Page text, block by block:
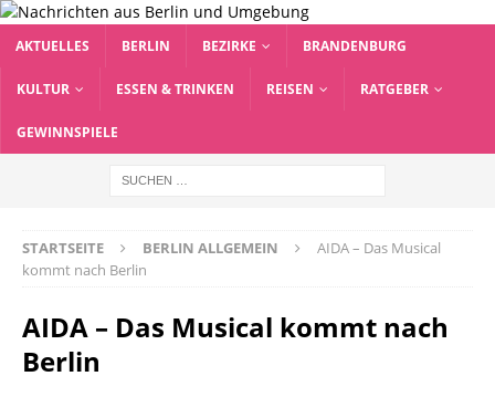
AKTUELLES BERLIN BEZIRKE BRANDENBURG
KULTUR ESSEN & TRINKEN REISEN RATGEBER
GEWINNSPIELE
STARTSEITE BERLIN ALLGEMEIN
AIDA – Das Musical
kommt nach Berlin
AIDA – Das Musical kommt nach
Berlin